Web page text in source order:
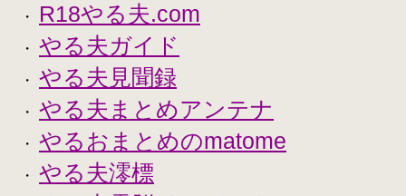
・ R18やる夫.com
・ やる夫ガイド
・ やる夫見聞録
・ やる夫まとめアンテナ
・ やるおまとめのmatome
・ やる夫澪標